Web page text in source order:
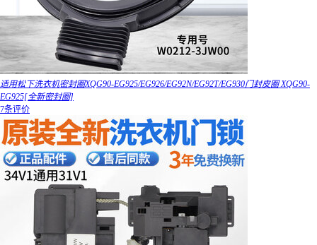
适用松下洗衣机密封圈XQG90-EG925/EG926/EG92N/EG92T/EG930门封皮圈 XQG90-
EG925[全新密封圈]
7条评价